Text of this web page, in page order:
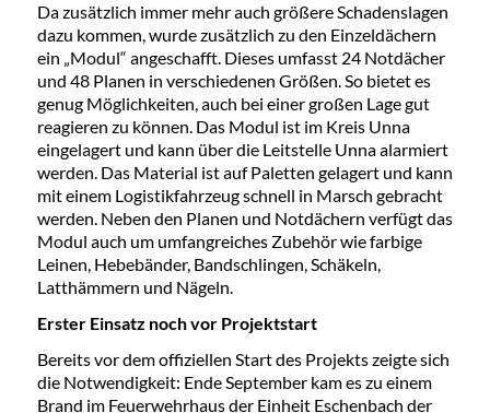
Da zusätzlich immer mehr auch größere Schadenslagen
dazu kommen, wurde zusätzlich zu den Einzeldächern
ein „Modul“ angeschafft. Dieses umfasst 24 Notdächer
und 48 Planen in verschiedenen Größen. So bietet es
genug Möglichkeiten, auch bei einer großen Lage gut
reagieren zu können. Das Modul ist im Kreis Unna
eingelagert und kann über die Leitstelle Unna alarmiert
werden. Das Material ist auf Paletten gelagert und kann
mit einem Logistikfahrzeug schnell in Marsch gebracht
werden. Neben den Planen und Notdächern verfügt das
Modul auch um umfangreiches Zubehör wie farbige
Leinen, Hebebänder, Bandschlingen, Schäkeln,
Latthämmern und Nägeln.
Erster Einsatz noch vor Projektstart
Bereits vor dem offiziellen Start des Projekts zeigte sich
die Notwendigkeit: Ende September kam es zu einem
Brand im Feuerwehrhaus der Einheit Eschenbach der